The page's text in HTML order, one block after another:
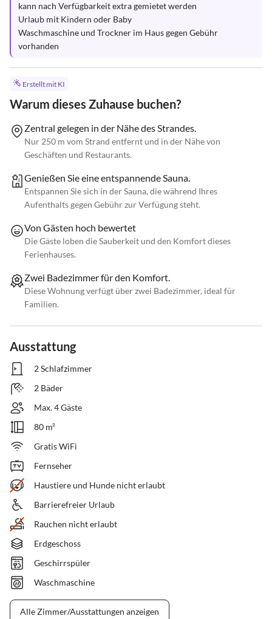
kann nach Verfügbarkeit extra gemietet werden
Urlaub mit Kindern oder Baby
Waschmaschine und Trockner im Haus gegen Gebühr
vorhanden
Erstellt mit KI
Warum dieses Zuhause buchen?
Zentral gelegen in der Nähe des Strandes.
Nur 250 m vom Strand entfernt und in der Nähe von
Geschäften und Restaurants.
Genießen Sie eine entspannende Sauna.
Entspannen Sie sich in der Sauna, die während Ihres
Aufenthalts gegen Gebühr zur Verfügung steht.
Von Gästen hoch bewertet
Die Gäste loben die Sauberkeit und den Komfort dieses
Ferienhauses.
Zwei Badezimmer für den Komfort.
Diese Wohnung verfügt über zwei Badezimmer, ideal für
Familien.
Ausstattung
2 Schlafzimmer
2 Bäder
Max. 4 Gäste
80 m²
Gratis WiFi
Fernseher
Haustiere und Hunde nicht erlaubt
Barrierefreier Urlaub
Rauchen nicht erlaubt
Erdgeschoss
Geschirrspüler
Waschmaschine
Alle Zimmer/Ausstattungen anzeigen